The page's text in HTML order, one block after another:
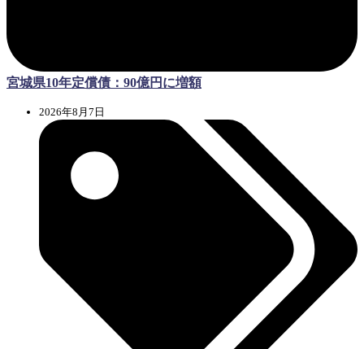
宮城県10年定償債：90億円に増額
2026年8月7日